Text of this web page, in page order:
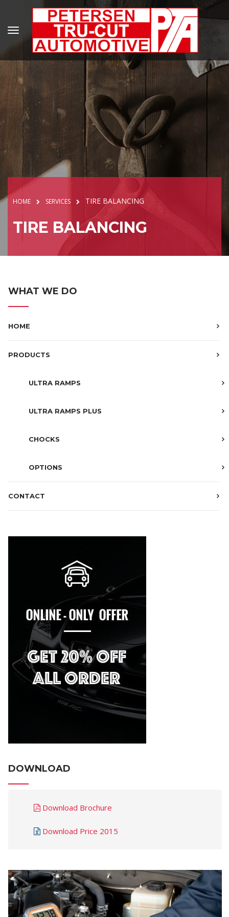
HOME SERVICES TIRE BALANCING
TIRE BALANCING
WHAT WE DO
HOME
PRODUCTS
ULTRA RAMPS
ULTRA RAMPS PLUS
CHOCKS
OPTIONS
CONTACT
DOWNLOAD
Download Brochure
Download Price 2015